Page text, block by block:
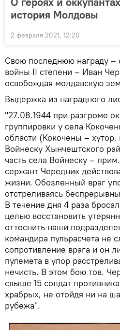
история Молдовы
2 февраля 2021, 12:20
Свою последнюю награду –
войны II степени – Иван
освобождая молдавскую
Выдержка из наградного
"27.08.1944 при разгроме
группировки у села
области (Кокочены –
Войнеску Хынчештского
часть села Войнеску –
сержант Чередник
жизни. Обозленный враг
отстреливаясь
В течение дня 4 раза
целью восстановить
оттеснить наши
командира пульрасчета не
сопротивление врага и он
пулемета в упор
нечисть. В этом бою тов.
свыше 15 солдат
храбрых, не отойдя ни на
рубежа".